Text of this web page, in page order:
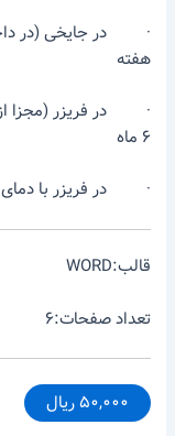
هفته
۶ ماه
· در فریزر با دمای ۲۰- درجه سانتیگراد: ۶ ماه تا ۱ سال….
قالب:WORD
تعداد صفحات:۶
۵۰,۰۰۰ ریال